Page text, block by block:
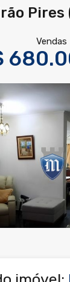
Pires
Vendas